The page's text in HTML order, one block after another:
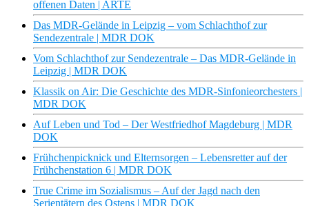
offenen Daten | ARTE
Das MDR-Gelände in Leipzig – vom Schlachthof zur
Sendezentrale | MDR DOK
Vom Schlachthof zur Sendezentrale – Das MDR-Gelände in
Leipzig | MDR DOK
Klassik on Air: Die Geschichte des MDR-Sinfonieorchesters |
MDR DOK
Auf Leben und Tod – Der Westfriedhof Magdeburg | MDR
DOK
Frühchenpicknick und Elternsorgen – Lebensretter auf der
Frühchenstation 6 | MDR DOK
True Crime im Sozialismus – Auf der Jagd nach den
Serientätern des Ostens | MDR DOK